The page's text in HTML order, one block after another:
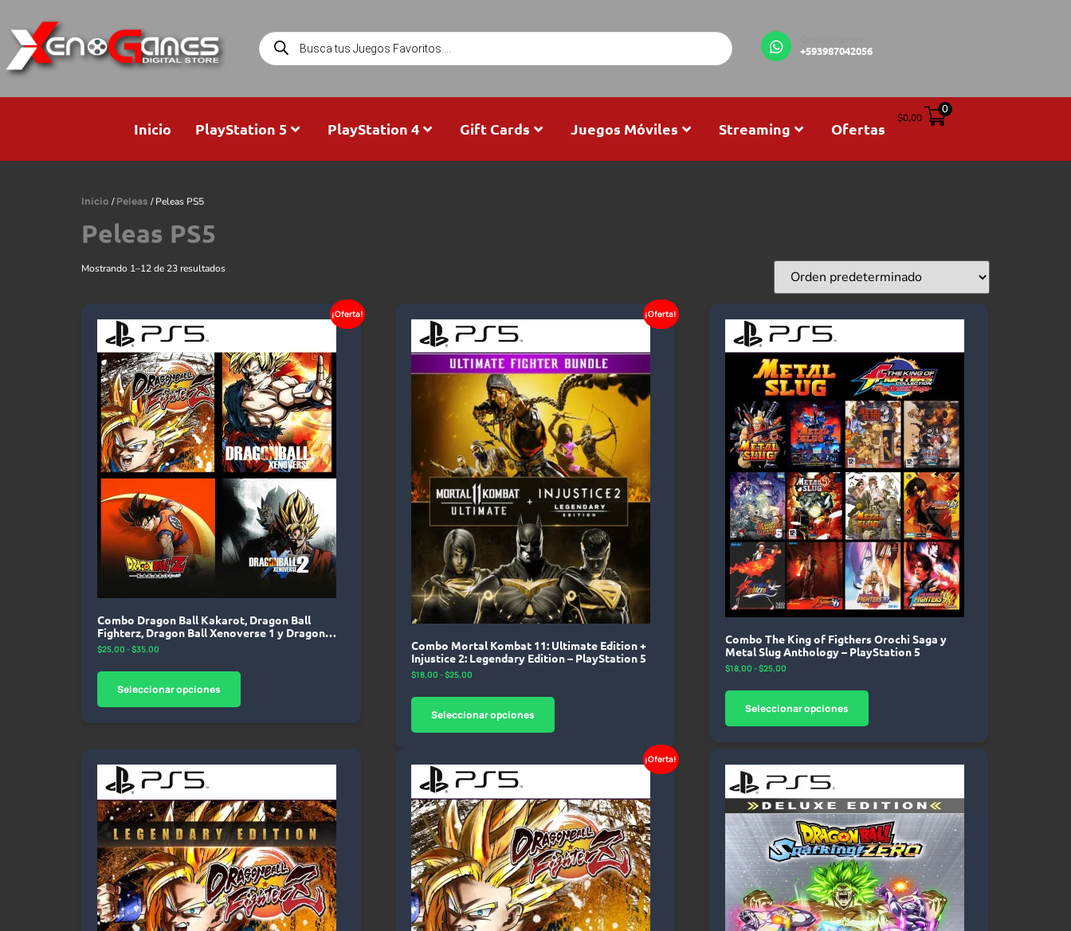
+593987042056
Inicio PlayStation 5 PlayStation 4 Gift Cards Juegos Móviles Streaming Ofertas
$0,00
0
Inicio /Peleas / Peleas PS5
Peleas PS5
Mostrando 1–12 de 23 resultados
¡Oferta!
Combo Dragon Ball Kakarot, Dragon Ball
Fighterz, Dragon Ball Xenoverse 1 y Dragon
Ball Xenoverse 2 – PlayStation 5
$25,00 -$35,00
Seleccionar opciones
¡Oferta!
Combo Mortal Kombat 11: Ultimate Edition +
Injustice 2: Legendary Edition – PlayStation 5
$18,00 -$25,00
Seleccionar opciones
Combo The King of Figthers Orochi Saga y
Metal Slug Anthology – PlayStation 5
$18,00 -$25,00
Seleccionar opciones
¡Oferta!